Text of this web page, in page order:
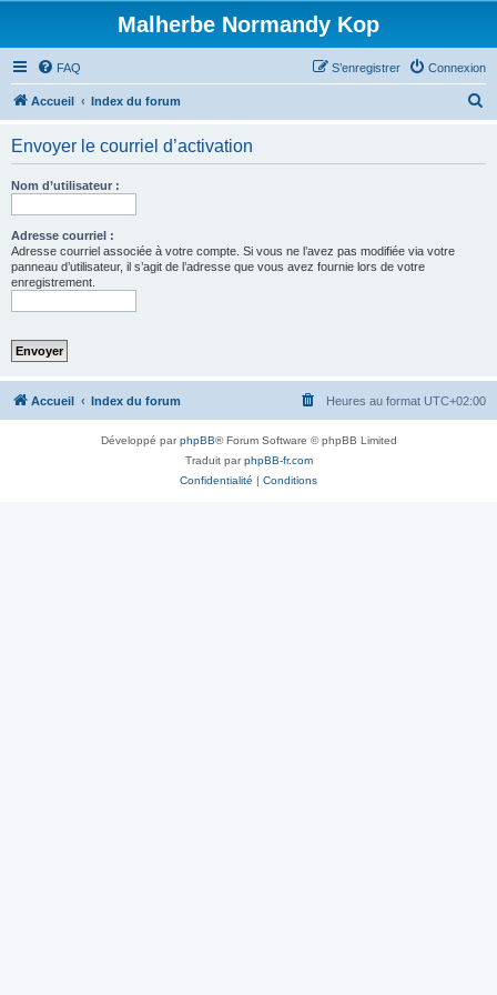
Malherbe Normandy Kop
FAQ Connexion
S’enregistrer
Accueil Index du forum
Envoyer le courriel d’activation
Nom d’utilisateur :
Adresse courriel :
Adresse courriel associée à votre compte. Si vous ne l’avez pas modifiée via votre
panneau d’utilisateur, il s’agit de l’adresse que vous avez fournie lors de votre
enregistrement.
Accueil Index du forum Heures au format UTC+02:00
Développé parphpBB® Forum Software © phpBB Limited
Traduit parphpBB-fr.com
Confidentialité | Conditions